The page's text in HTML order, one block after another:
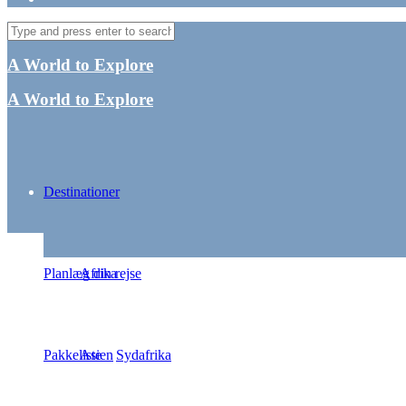
A World to Explore
A World to Explore
Destinationer
Afrika
Sydafrika
Asien
Planlæg din rejse
Pakkeliste